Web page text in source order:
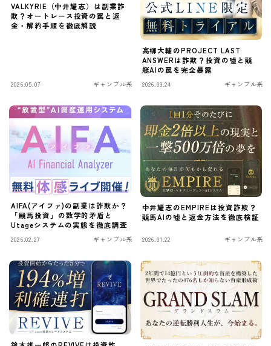
VALKYRIE（中井耀志）は副業詐
欺？オートレース投資の罠と返
金・解約手順を徹底解説
2026.05.07 ギャンブル系
高柳大輔のPROJECT LAST
ANSWERは詐欺？投資の嘘と競
艇AIの罠を完全暴露
2026.03.24 ギャンブル系
AIFA(アイファ)の副業は詐欺か？
「競馬投資」の数学的矛盾と
Utageシステムの実態を徹底調査
2026.02.27 ギャンブル系
中井耀志のEMPIREは投資詐欺？
競馬AIの嘘と返金方法を徹底検証
2026.01.22 ギャンブル系